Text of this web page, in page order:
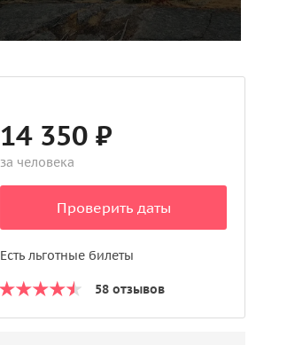
14 350 ₽
за человека
Проверить даты
Есть льготные билеты
58 отзывов